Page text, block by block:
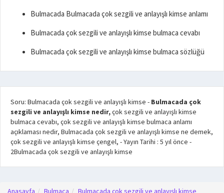
Bulmacada Bulmacada çok sezgili ve anlayışlı kimse anlamı
Bulmacada çok sezgili ve anlayışlı kimse bulmaca cevabı
Bulmacada çok sezgili ve anlayışlı kimse bulmaca sözlüğü
Soru: Bulmacada çok sezgili ve anlayışlı kimse - Bulmacada çok
sezgili ve anlayışlı kimse nedir,çok sezgili ve anlayışlı kimse
bulmaca cevabı, çok sezgili ve anlayışlı kimse bulmaca anlamı
açıklaması nedir, Bulmacada çok sezgili ve anlayışlı kimse ne demek,
çok sezgili ve anlayışlı kimse çengel, - Yayın Tarihi : 5 yıl önce -
2Bulmacada çok sezgili ve anlayışlı kimse
Anasayfa Bulmaca Bulmacada çok sezgili ve anlayışlı kimse